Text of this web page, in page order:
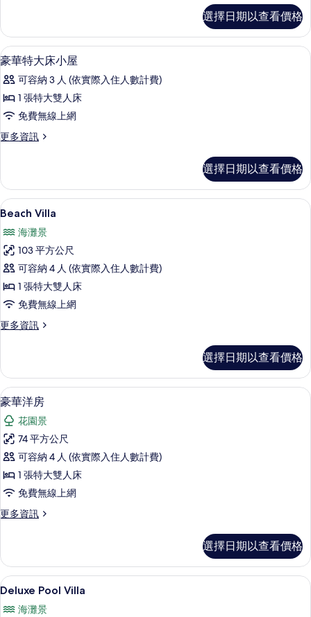
有
相
片
房
的
詳
選擇日期以查看價格
顯
示
豪
華
特
大
小
屋
的
所
有
相
片
低過敏寢具、羽絨被、迷你吧、客房
14
豪華特大床小屋
可容納 3 人 (依實際入住人數計費)
1 張特大雙人床
免費無線上網
更多資訊
更
特
大
床
屋
的
情
選擇日期以查看價格
顯
Beach
Villa
的
所
有
相
Beach Villa | 低過敏寢具、羽絨被、
13
Beach Villa
海灘景
103 平方公尺
可容納 4 人 (依實際入住人數計費)
1 張特大雙人床
免費無線上網
更多資訊
更
的
詳
情
選擇日期以查看價格
顯
示
豪
華
洋
房
的
所
相
片
豪華洋房 | 低過敏寢具、羽絨被、迷
13
豪華洋房
花園景
74 平方公尺
可容納 4 人 (依實際入住人數計費)
1 張特大雙人床
免費無線上網
更多資訊
更
洋
房
的
情
選擇日期以查看價格
顯
Deluxe Pool Villa | 低過敏寢具、羽絨
10
Deluxe Pool Villa
海灘景